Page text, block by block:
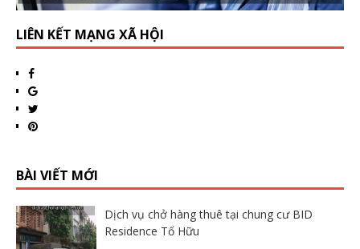
LIÊN KẾT MẠNG XÃ HỘI
BÀI VIẾT MỚI
Dịch vụ chở hàng thuê tại chung cư BID
Residence Tố Hữu